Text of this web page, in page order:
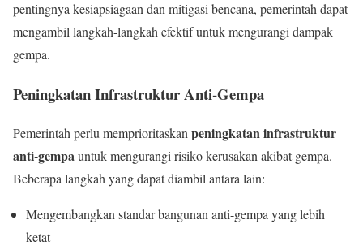
pentingnya kesiapsiagaan dan mitigasi bencana, pemerintah dapat
mengambil langkah-langkah efektif untuk mengurangi dampak
gempa.
Peningkatan Infrastruktur Anti-Gempa
Pemerintah perlu memprioritaskanpeningkatan infrastruktur
anti-gempauntuk mengurangi risiko kerusakan akibat gempa.
Beberapa langkah yang dapat diambil antara lain:
Mengembangkan standar bangunan anti-gempa yang lebih
ketat